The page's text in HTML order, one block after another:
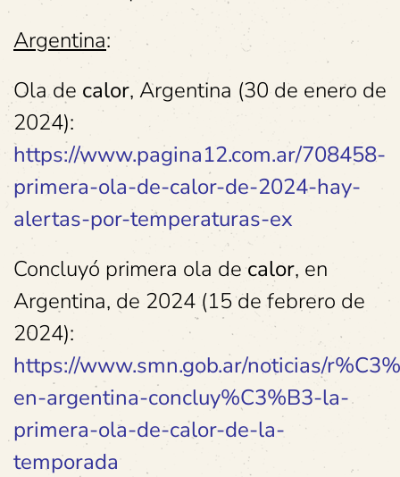
Argentina:
Ola de calor, Argentina (30 de enero de
2024):
https://www.pagina12.com.ar/708458-
primera-ola-de-calor-de-2024-hay-
alertas-por-temperaturas-ex
Concluyó primera ola decalor, en
Argentina, de 2024 (15 de febrero de
2024):
https://www.smn.gob.ar/noticias/
en-argentina-concluy%C3%B3-la-
primera-ola-de-calor-de-la-
temporada